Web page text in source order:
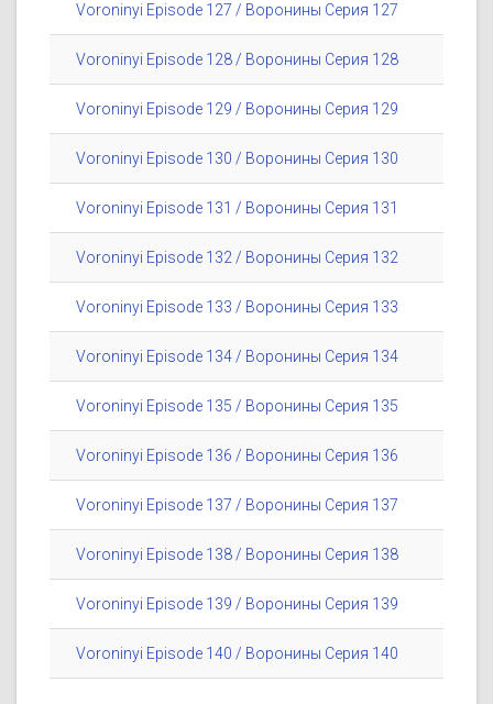
Voroninyi Episode 127 / Воронины Серия 127
Voroninyi Episode 128 / Воронины Серия 128
Voroninyi Episode 129 / Воронины Серия 129
Voroninyi Episode 130 / Воронины Серия 130
Voroninyi Episode 131 / Воронины Серия 131
Voroninyi Episode 132 / Воронины Серия 132
Voroninyi Episode 133 / Воронины Серия 133
Voroninyi Episode 134 / Воронины Серия 134
Voroninyi Episode 135 / Воронины Серия 135
Voroninyi Episode 136 / Воронины Серия 136
Voroninyi Episode 137 / Воронины Серия 137
Voroninyi Episode 138 / Воронины Серия 138
Voroninyi Episode 139 / Воронины Серия 139
Voroninyi Episode 140 / Воронины Серия 140